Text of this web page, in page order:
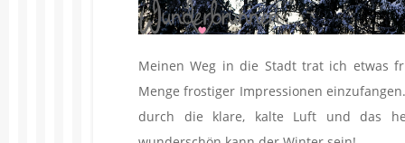
Meinen Weg in die Stadt trat ich etwas
Menge frostiger Impressionen
durch die klare, kalte Luft und das